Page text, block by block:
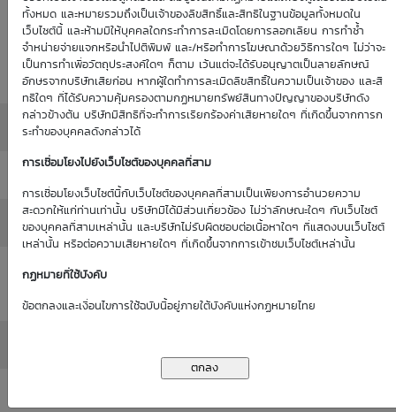
ทั้งหมด และหมายรวมถึงเป็นเจ้าของลิขสิทธิ์และสิทธิในฐานข้อมูลทั้งหมดใน
เว็บไซต์นี้ และห้ามมิให้บุคคลใดกระทำการละเมิดโดยการลอกเลียน การทำซ้ำ
จำหน่ายจ่ายแจกหรือนำไปตีพิมพ์ และ/หรือทำการโฆษณาด้วยวิธีการใดๆ ไม่ว่าจะ
เป็นการทำเพื่อวัตถุประสงค์ใดๆ ก็ตาม เว้นแต่จะได้รับอนุญาตเป็นลายลักษณ์
อักษรจากบริษัทเสียก่อน หากผู้ใดทำการละเมิดลิขสิทธิ์ในความเป็นเจ้าของ และสิ
ทธิใดๆ ที่ได้รับความคุ้มครองตามกฏหมายทรัพย์สินทางปัญญาของบริษัทดัง
กล่าวข้างต้น บริษัทมีสิทธิที่จะทำการเรียกร้องค่าเสียหายใดๆ ที่เกิดขึ้นจากการก
ระทำของบุคคลดังกล่าวได้
การเชื่อมโยงไปยังเว็บไซต์ของบุคคลที่สาม
การเชื่อมโยงเว็บไซต์นี้กับเว็บไซต์ของบุคคลที่สามเป็นเพียงการอำนวยความ
สะดวกให้แก่ท่านเท่านั้น บริษัทมิได้มีส่วนเกี่ยวข้อง ไม่ว่าลักษณะใดๆ กับเว็บไซต์
ของบุคคลที่สามเหล่านั้น และบริษัทไม่รับผิดชอบต่อเนื้อหาใดๆ ที่แสดงบนเว็บไซต์
เหล่านั้น หรือต่อความเสียหายใดๆ ที่เกิดขึ้นจากการเข้าชมเว็บไซต์เหล่านั้น
กฏหมายที่ใช้บังคับ
ข้อตกลงและเงื่อนไขการใช้ฉบับนี้อยู่ภายใต้บังคับแห่งกฏหมายไทย
Historical
Volatility
: 0.00%(as of 1
Jan 70)
0.00%
(as of 1
Jan 70)
Moneyness
: ATM / 0.00%
Delta
: 0.00%
All in Premium
: 0.00%
Intrinsic Value
(THB)